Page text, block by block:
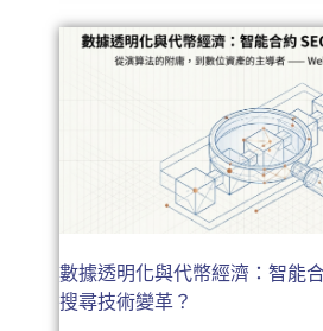
數據透明化與代幣經濟：智能
搜尋技術變革？